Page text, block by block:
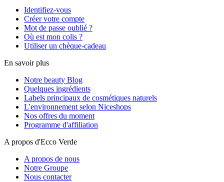
Identifiez-vous
Créer votre compte
Mot de passe oublié ?
Où est mon colis ?
Utiliser un chèque-cadeau
En savoir plus
Notre beauty Blog
Quelques ingrédients
Labels principaux de cosmétiques naturels
L'environnement selon Niceshops
Nos offres du moment
Programme d'affiliation
A propos d'Ecco Verde
A propos de nous
Notre Groupe
Nous contacter